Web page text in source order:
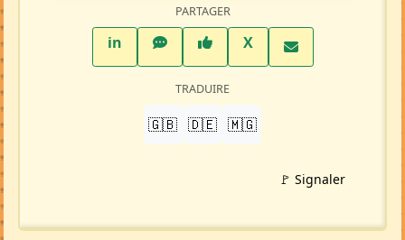
PARTAGER
inLinkedInWhatsAppFacebook
XTwitter X
TRADUIRE
🇬🇧 🇩🇪 🇲🇬
🚩 Signaler